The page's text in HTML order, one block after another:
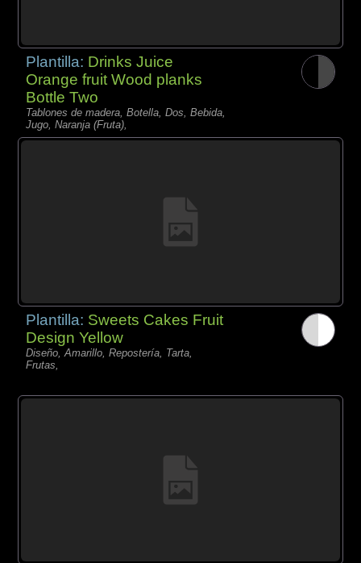
Plantilla: Drinks Juice
Orange fruit Wood planks
Bottle Two
Tablones de madera, Botella, Dos, Bebida,
Jugo, Naranja (Fruta),
Plantilla: Sweets Cakes Fruit
Design Yellow
Diseño, Amarillo, Repostería, Tarta,
Frutas,